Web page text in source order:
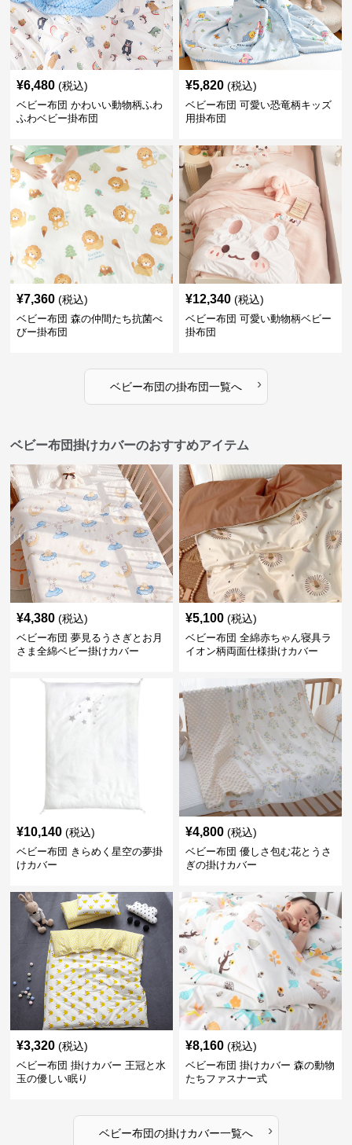
¥6,480 (税込)
ベビー布団 かわいい動物柄ふわ
ふわベビー掛布団
¥5,820 (税込)
ベビー布団 可愛い恐竜柄キッズ
用掛布団
¥7,360 (税込)
ベビー布団 森の仲間たち抗菌べ
びー掛布団
¥12,340 (税込)
ベビー布団 可愛い動物柄ベビー
掛布団
ベビー布団の掛布団一覧へ ›
ベビー布団掛けカバーのおすすめアイテム
¥4,380 (税込)
ベビー布団 夢見るうさぎとお月
さま全綿ベビー掛けカバー
¥5,100 (税込)
ベビー布団 全綿赤ちゃん寝具ラ
イオン柄両面仕様掛けカバー
¥10,140 (税込)
ベビー布団 きらめく星空の夢掛
けカバー
¥4,800 (税込)
ベビー布団 優しさ包む花とうさ
ぎの掛けカバー
¥3,320 (税込)
ベビー布団 掛けカバー 王冠と水
玉の優しい眠り
¥8,160 (税込)
ベビー布団 掛けカバー 森の動物
たちファスナー式
ベビー布団の掛けカバー一覧へ ›